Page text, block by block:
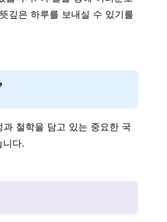
깊은 하루를 보내실 수 있기를
철학을 담고 있는 중요한 국
다.